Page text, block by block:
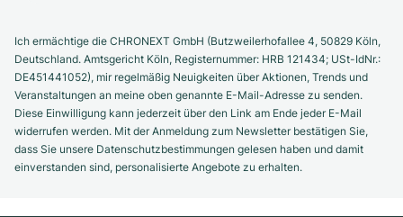
Ich ermächtige die CHRONEXT GmbH (Butzweilerhofallee 4, 50829 Köln,
Deutschland. Amtsgericht Köln, Registernummer: HRB 121434; USt-IdNr.:
DE451441052), mir regelmäßig Neuigkeiten über Aktionen, Trends und
Veranstaltungen an meine oben genannte E-Mail-Adresse zu senden.
Diese Einwilligung kann jederzeit über den Link am Ende jeder E-Mail
widerrufen werden. Mit der Anmeldung zum Newsletter bestätigen Sie,
dass Sie unsere Datenschutzbestimmungen gelesen haben und damit
einverstanden sind, personalisierte Angebote zu erhalten.